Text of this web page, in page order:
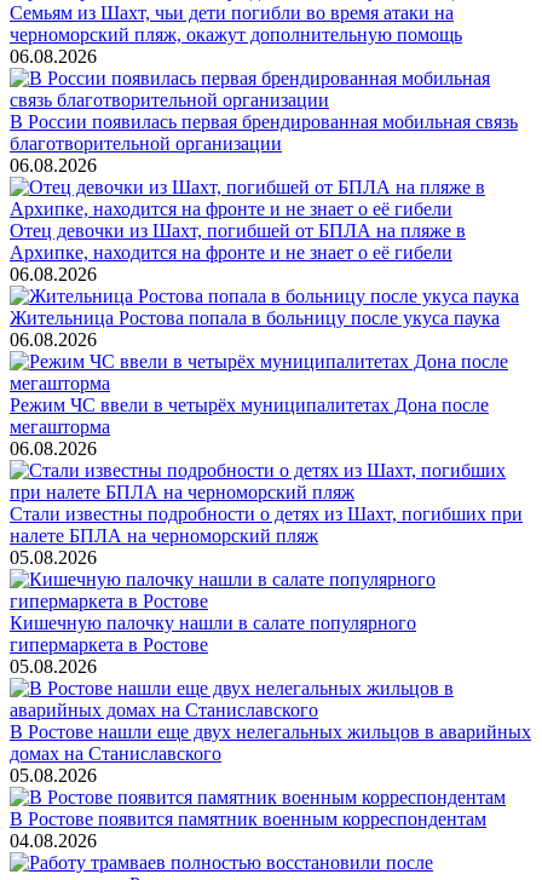
Семьям из Шахт, чьи дети погибли во время атаки на
черноморский пляж, окажут дополнительную помощь
06.08.2026
В России появилась первая брендированная мобильная связь
благотворительной организации
06.08.2026
Отец девочки из Шахт, погибшей от БПЛА на пляже в
Архипке, находится на фронте и не знает о её гибели
06.08.2026
Жительница Ростова попала в больницу после укуса паука
06.08.2026
Режим ЧС ввели в четырёх муниципалитетах Дона после
мегашторма
06.08.2026
Стали известны подробности о детях из Шахт, погибших при
налете БПЛА на черноморский пляж
05.08.2026
Кишечную палочку нашли в салате популярного
гипермаркета в Ростове
05.08.2026
В Ростове нашли еще двух нелегальных жильцов в аварийных
домах на Станиславского
05.08.2026
В Ростове появится памятник военным корреспондентам
04.08.2026